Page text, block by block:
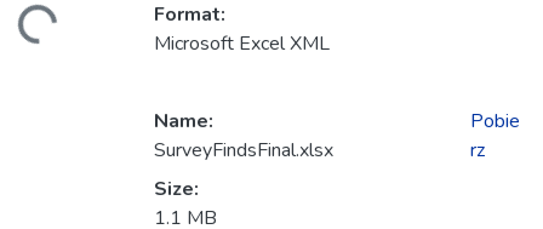
Ładowanie...
Format:
Microsoft Excel XML
Name:
SurveyFindsFinal.xlsx
Size:
1.1 MB
Pobie
rz